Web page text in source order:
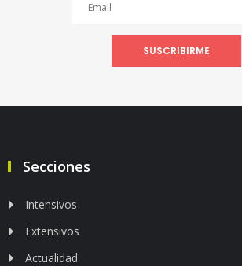
SUSCRIBIRME
Secciones
Intensivos
Extensivos
Actualidad